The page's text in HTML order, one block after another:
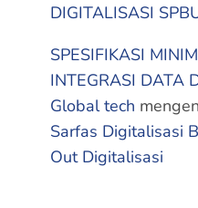
DIGITALISASI
SPESIFIKASI
INTEGRASI DATA
Global tech
Sarfas Digitalisasi
Out Digitalisasi